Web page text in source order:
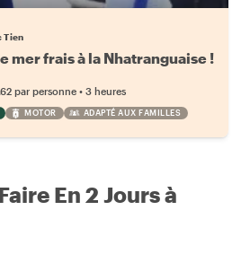
Tien
mer frais à la Nhatranguaise !
par personne • 3 heures
MOTOR ADAPTÉ AUX FAMILLES
En 2 Jours à